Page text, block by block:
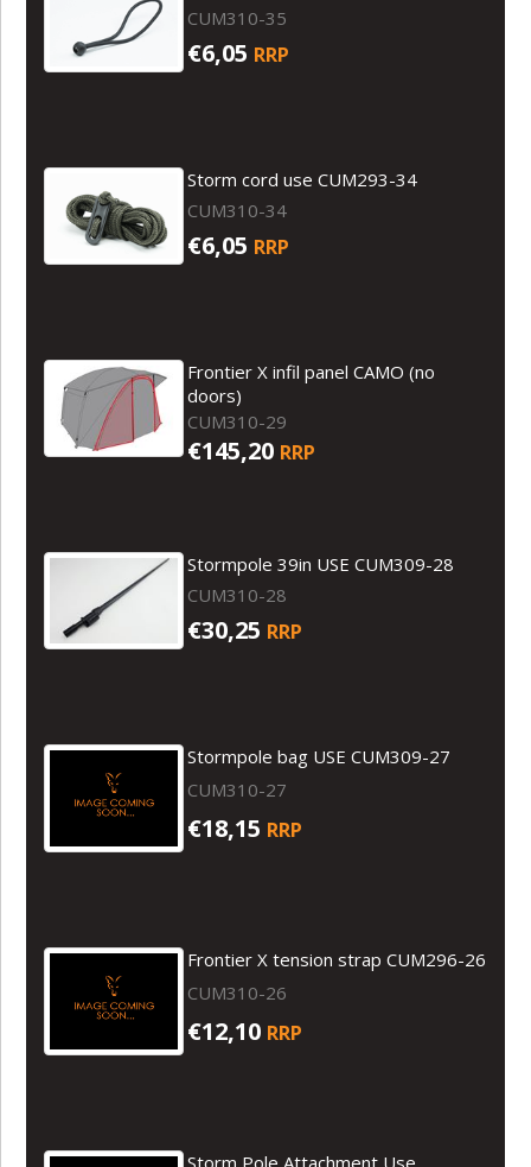
CUM310-35
€6,05 RRP
Storm cord use CUM293-34
CUM310-34
€6,05 RRP
Frontier X infil panel CAMO (no
doors)
CUM310-29
€145,20 RRP
Stormpole 39in USE CUM309-28
CUM310-28
€30,25 RRP
Stormpole bag USE CUM309-27
CUM310-27
€18,15 RRP
Frontier X tension strap CUM296-26
CUM310-26
€12,10 RRP
Storm Pole Attachment Use